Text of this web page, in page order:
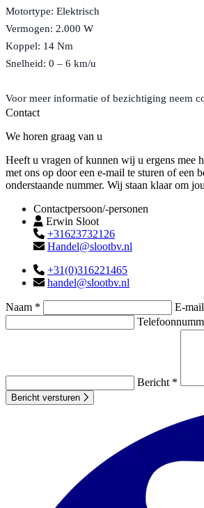
Motortype: Elektrisch
Vermogen: 2.000 W
Koppel: 14 Nm
Snelheid: 0 – 6 km/u
Voor meer informatie of bezichtiging neem
Contact
We horen graag van u
Heeft u vragen of kunnen wij u ergens mee
met ons op door een e-mail te sturen of een
onderstaande nummer. Wij staan klaar om
Contactpersoon/-personen
Erwin Sloot
+31623732126
Handel@slootbv.nl
+31(0)316221465
handel@slootbv.nl
Naam *
E-
Bericht *
Bericht versturen